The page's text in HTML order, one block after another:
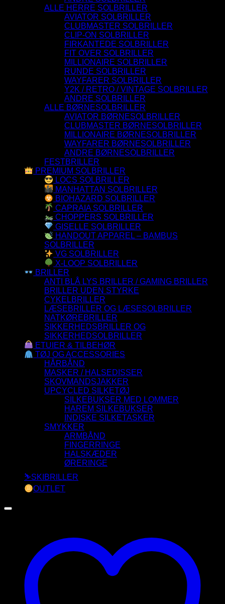
ALLE HERRE SOLBRILLER
AVIATOR SOLBRILLER
CLUBMASTER SOLBRILLER
CLIP-ON SOLBRILLER
FIRKANTEDE SOLBRILLER
FIT OVER SOLBRILLER
MILLIONAIRE SOLBRILLER
RUNDE SOLBRILLER
WAYFARER SOLBRILLER
Y2K / RETRO / VINTAGE SOLBRILLER
ANDRE SOLBRILLER
ALLE BØRNESOLBRILLER
AVIATOR BØRNESOLBRILLER
CLUBMASTER BØRNESOLBRILLER
MILLIONAIRE BØRNESOLBRILLER
WAYFARER BØRNESOLBRILLER
ANDRE BØRNESOLBRILLER
FESTBRILLER
PREMIUM SOLBRILLER
LOCS SOLBRILLER
MANHATTAN SOLBRILLER
BIOHAZARD SOLBRILLER
CAPRAIA SOLBRILLER
CHOPPERS SOLBRILLER
GISELLE SOLBRILLER
HANDOUT APPAREL – BAMBUS
SOLBRILLER
VG SOLBRILLER
X-LOOP SOLBRILLER
BRILLER
ANTI BLÅ LYS BRILLER / GAMING BRILLER
BRILLER UDEN STYRKE
CYKELBRILLER
LÆSEBRILLER OG LÆSESOLBRILLER
NATKØREBRILLER
SIKKERHEDSBRILLER OG
SIKKERHEDSOLBRILLER
ETUIER & TILBEHØR
TØJ OG ACCESSORIES
HÅRBÅND
MASKER / HALSEDISSER
SKOVMANDSJAKKER
UPCYCLED SILKETØJ
SILKEBUKSER MED LOMMER
HAREM SILKEBUKSER
INDISKE SILKETASKER
SMYKKER
ARMBÅND
FINGERRINGE
HALSKÆDER
ØRERINGE
⛷️SKIBRILLER
OUTLET